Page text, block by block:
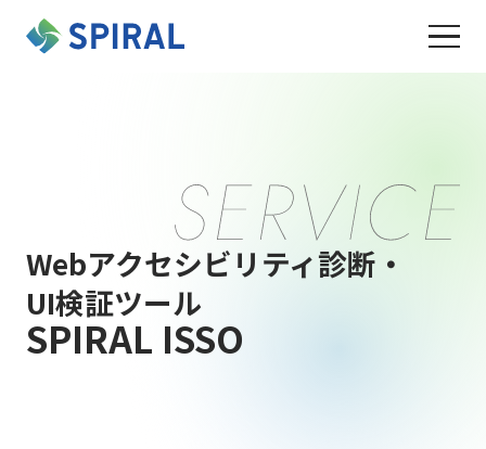
Webアクセシビリティ診断・
UI検証ツール
SPIRAL ISSO